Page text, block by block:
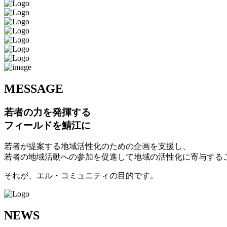
MESSAGE
若者の力を発揮する
フィールドを鯖江に
若者が提案する地域活性化のための企画を支援し、
若者の地域活動への参加を促進して地域の活性化に寄与する
それが、エル・コミュニティの目的です。
NEWS